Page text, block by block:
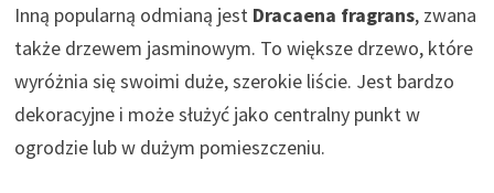
Inną popularną odmianą jest Dracaena fragrans, zwana
także drzewem jasminowym. To większe drzewo, które
wyróżnia się swoimi duże, szerokie liście. Jest bardzo
dekoracyjne i może służyć jako centralny punkt w
ogrodzie lub w dużym pomieszczeniu.